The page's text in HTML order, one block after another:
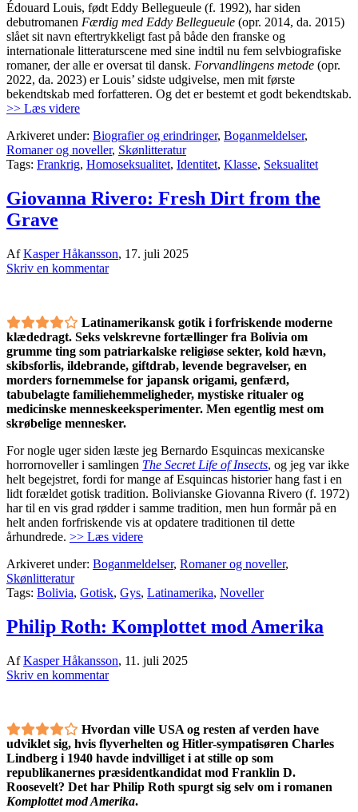
Édouard Louis, født Eddy Bellegueule (f. 1992), har siden
debutromanen Færdig med Eddy Bellegueule (opr. 2014, da. 2015)
slået sit navn eftertrykkeligt fast på både den franske og
internationale litteraturscene med sine indtil nu fem selvbiografiske
romaner, der alle er oversat til dansk. Forvandlingens metode (opr.
2022, da. 2023) er Louis’ sidste udgivelse, men mit første
bekendtskab med forfatteren. Og det er bestemt et godt bekendtskab.
>> Læs videre
Arkiveret under: Biografier og erindringer, Boganmeldelser,
Romaner og noveller, Skønlitteratur
Tags: Frankrig, Homoseksualitet, Identitet, Klasse, Seksualitet
Giovanna Rivero: Fresh Dirt from the
Grave
AfKasper Håkansson, 17. juli 2025
Skriv en kommentar
Latinamerikansk gotik i forfriskende moderne
klædedragt. Seks velskrevne fortællinger fra Bolivia om
grumme ting som patriarkalske religiøse sekter, kold hævn,
skibsforlis, ildebrande, giftdrab, levende begravelser, en
morders fornemmelse for japansk origami, genfærd,
tabubelagte familiehemmeligheder, mystiske ritualer og
medicinske menneskeeksperimenter. Men egentlig mest om
skrøbelige mennesker.
For nogle uger siden læste jeg Bernardo Esquincas mexicanske
horrornoveller i samlingen The Secret Life of Insects, og jeg var ikke
helt begejstret, fordi for mange af Esquincas historier hang fast i en
lidt forældet gotisk tradition. Bolivianske Giovanna Rivero (f. 1972)
har til en vis grad rødder i samme tradition, men hun formår på en
helt anden forfriskende vis at opdatere traditionen til dette
århundrede. >> Læs videre
Arkiveret under: Boganmeldelser, Romaner og noveller,
Skønlitteratur
Tags: Bolivia, Gotisk, Gys, Latinamerika, Noveller
Philip Roth: Komplottet mod Amerika
AfKasper Håkansson, 11. juli 2025
Skriv en kommentar
Hvordan ville USA og resten af verden have
udviklet sig, hvis flyverhelten og Hitler-sympatisøren Charles
Lindberg i 1940 havde indvilliget i at stille op som
republikanernes præsidentkandidat mod Franklin D.
Roosevelt? Det har Philip Roth spurgt sig selv om i romanen
Komplottet mod Amerika.